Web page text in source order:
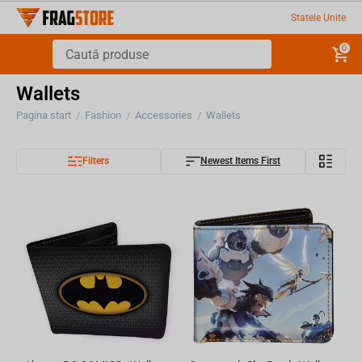
Statele Unite
0
Wallets
Pagina start / Fashion / Accessories / Wallets
Filters Newest Items First